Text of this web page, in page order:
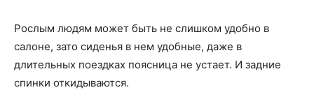
Рослым людям может быть не слишком удобно в
салоне, зато сиденья в нем удобные, даже в
длительных поездках поясница не устает. И задние
спинки откидываются.